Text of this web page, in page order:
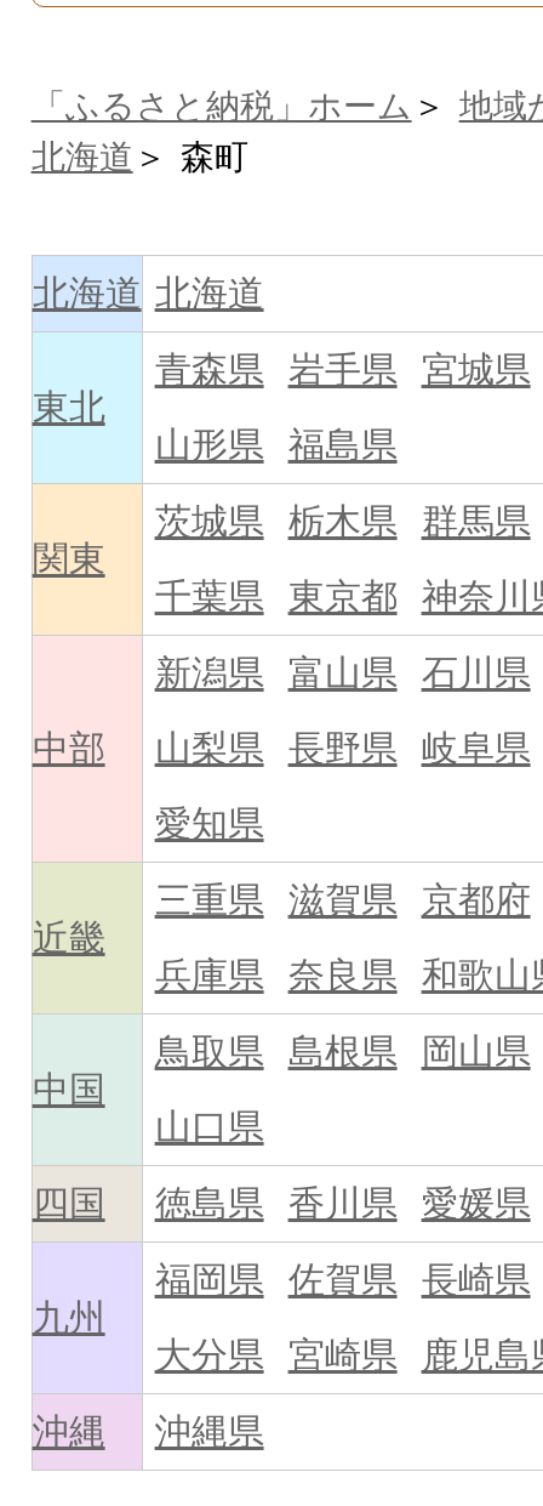
「ふるさと納税」ホーム
地域
北海道
森町
北海道 北海道
東北
青森県 岩手県
宮城県
山形県
福島県
関東
茨城県 栃木県
群馬県
千葉県
東京都 神奈川
中部
新潟県 富山県
石川県
山梨県
長野県
岐阜県
愛知県
近畿
三重県 滋賀県
京都府
兵庫県
奈良県 和歌山
中国
鳥取県 島根県
岡山県
山口県
四国
徳島県 香川県 愛媛県
九州
福岡県 佐賀県
長崎県
大分県
宮崎県
鹿児島
沖縄
沖縄県